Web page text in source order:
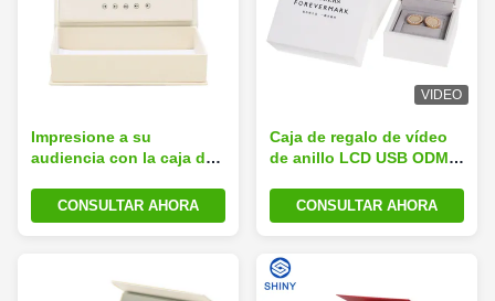
Impresione a su
audiencia con la caja de
pantalla LCD, ideal para
demostraciones de
CONSULTAR AHORA
VIDEO
Caja de regalo de vídeo
de anillo LCD USB ODM
reproducción automática
para novia y esposa
CONSULTAR AHORA